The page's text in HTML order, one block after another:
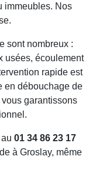
immeubles. Nos
sont nombreux :
usées, écoulement
rapide est
en débouchage de
garantissons
01 34 86 23 17
à Groslay, même